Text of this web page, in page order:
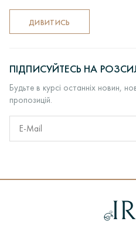
ДИВИТИСЬ
ПІДПИСУЙТЕСЬ НА
Будьте в курсі останніх новин,
пропозицій.